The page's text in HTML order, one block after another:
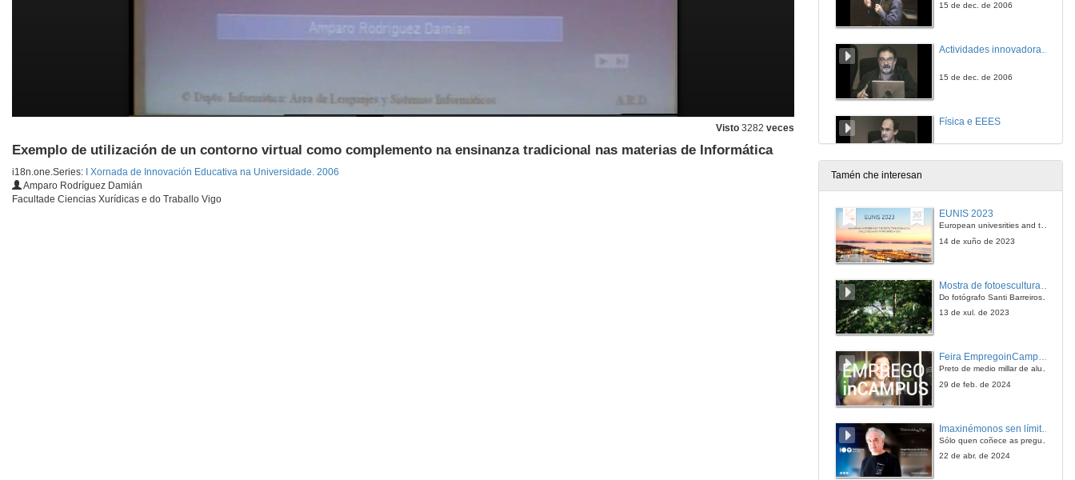
Visto 3282 veces
Exemplo de utilización de un contorno virtual como complemento na ensinanza tradicional nas materias de Informática
i18n.one.Series:
I Xornada de Innovación Educativa na Universidade. 2006
Amparo Rodríguez Damián
Facultade Ciencias Xurídicas e do Traballo Vigo
15 de dec. de 2006
Actividades innovadoras na formación inicial en ciencias dos mestres
15 de dec. de 2006
Física e EEES
Coloquio
Tamén che interesan
EUNIS 2023
European univesrities and the digital transformation: challenges and opportunities ahead
14 de xuño de 2023
Do fotógrafo Santi Barreiros e o escultor Nito Contreras.
13 de xul. de 2023
Feira EmpregoinCampus Vigo 2024
Preto de medio millar de alumnas e alumnos buscan coñecer máis de preto as oportunidades que lles achegan as arredor de medio cento de empresas que participan na edición viguesa da feira. Xunto coa visita aos stands, durante a feria desenvólvense varias actividades complementarias, como obradoiros, conversas, mesas redondas ou o pasaporte de empregabilidade, un espazo no que poderán recibir asesoramento sobre o seu CV.
29 de feb. de 2024
Sólo quen coñece as preguntas pode imaxinar novas respostas
22 de abr. de 2024